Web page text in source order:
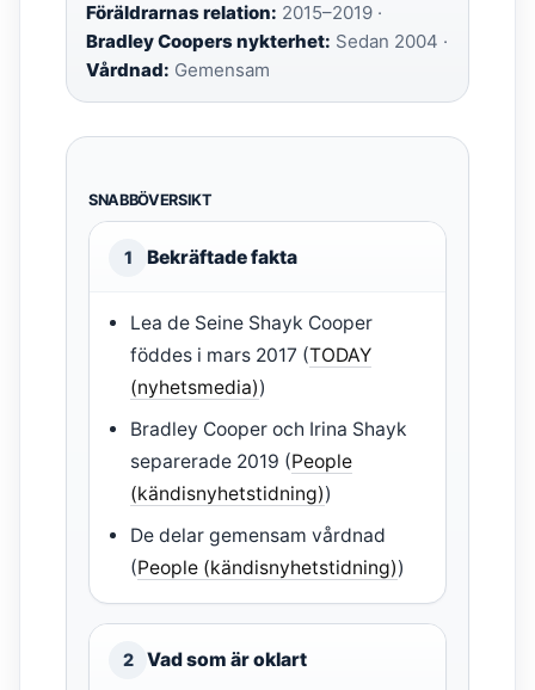
Föräldrarnas relation: 2015–2019 ·
Bradley Coopers nykterhet: Sedan 2004 ·
Vårdnad: Gemensam
SNABBÖVERSIKT
1 Bekräftade fakta
Lea de Seine Shayk Cooper
föddes i mars 2017 (TODAY
(nyhetsmedia))
Bradley Cooper och Irina Shayk
separerade 2019 (People
(kändisnyhetstidning))
De delar gemensam vårdnad
(People (kändisnyhetstidning))
2 Vad som är oklart